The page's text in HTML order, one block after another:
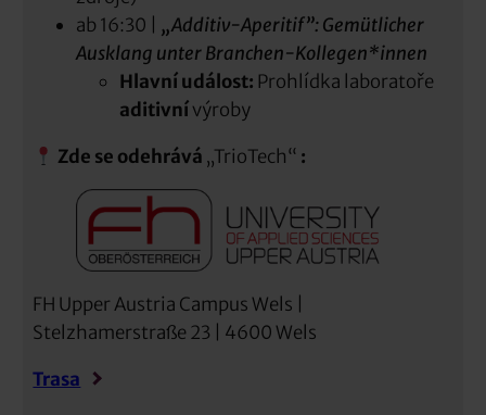
ab 16:30 |
„Additiv-Aperitif”: Gemütlicher
Ausklang unter Branchen-Kollegen*innen
Hlavní událost: Prohlídka laboratoře
aditivnívýroby
Zde se odehrává „TrioTech“ :
FH Upper Austria Campus Wels |
Stelzhamerstraße 23 | 4600 Wels
Trasa